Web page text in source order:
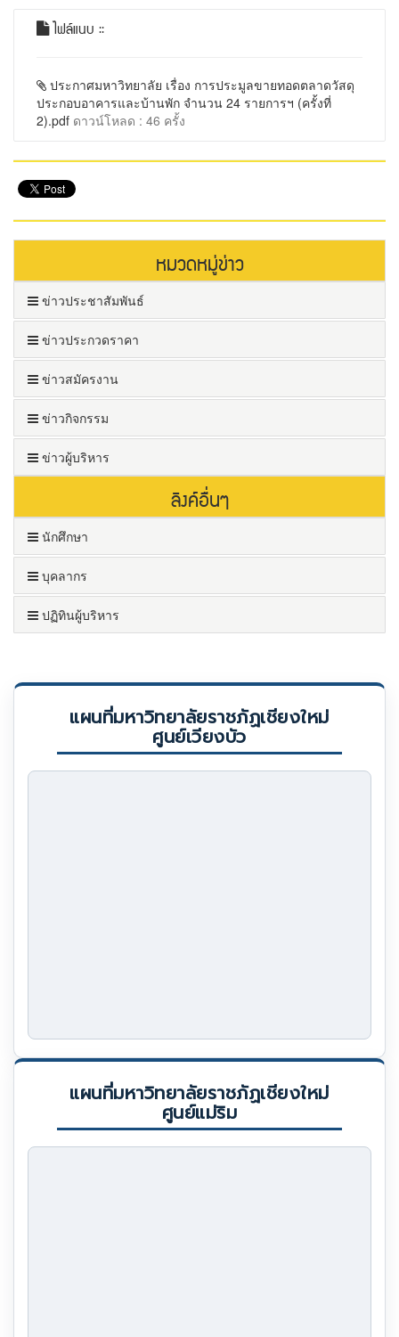
ไฟล์แนบ ::
ประกาศมหาวิทยาลัย เรื่อง การประมูลขายทอดตลาดวัสดุ
ประกอบอาคารและบ้านพัก จำนวน 24 รายการฯ (ครั้งที่
2).pdf ดาวน์โหลด : 46 ครั้ง
หมวดหมู่ข่าว
ข่าวประชาสัมพันธ์
ข่าวประกวดราคา
ข่าวสมัครงาน
ข่าวกิจกรรม
ข่าวผู้บริหาร
ลิงค์อื่นๆ
นักศึกษา
บุคลากร
ปฏิทินผู้บริหาร
แผนที่มหาวิทยาลัยราชภัฏเชียงใหม่
ศูนย์เวียงบัว
แผนที่มหาวิทยาลัยราชภัฏเชียงใหม่
ศูนย์แม่ริม